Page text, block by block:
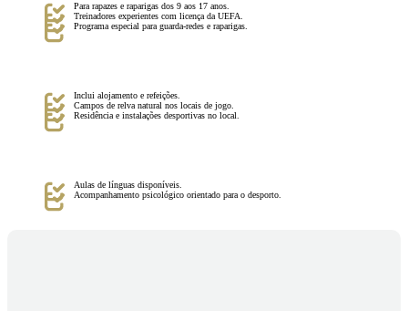
Para rapazes e raparigas dos 9 aos 17 anos.
Treinadores experientes com licença da UEFA.
Programa especial para guarda-redes e raparigas.
Inclui alojamento e refeições.
Campos de relva natural nos locais de jogo.
Residência e instalações desportivas no local.
Aulas de línguas disponíveis.
Acompanhamento psicológico orientado para o desporto.